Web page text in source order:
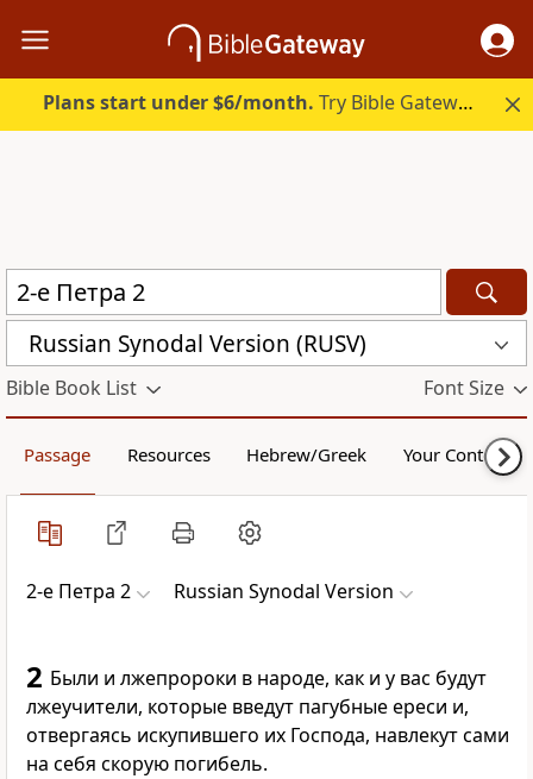
Plans start under $6/month. Try Bible Gateway Plus.
Russian Synodal Version (RUSV)
Bible Book List Font Size
Passage Resources Hebrew/Greek Your Content
2-e Петра 2 Russian Synodal Version
2 Были и лжепророки в народе, как и у вас будут
лжеучители, которые введут пагубные ереси и,
отвергаясь искупившего их Господа, навлекут сами
на себя скорую погибель.